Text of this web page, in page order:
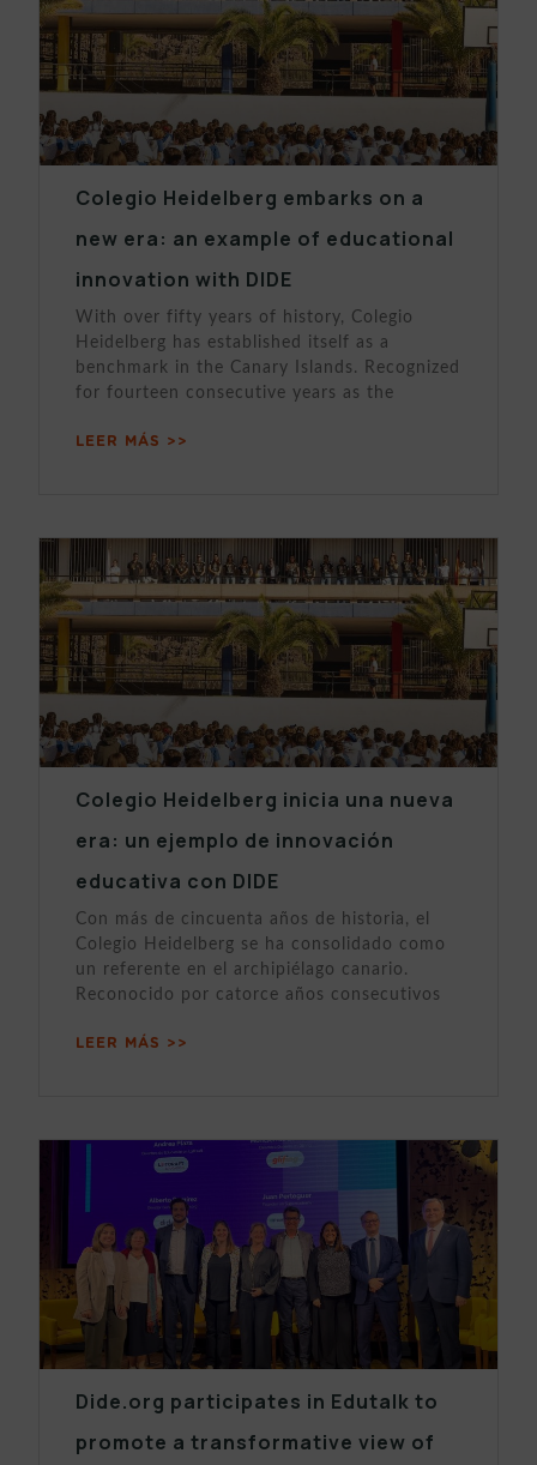
Colegio Heidelberg embarks on a
new era: an example of educational
innovation with DIDE
With over fifty years of history, Colegio
Heidelberg has established itself as a
benchmark in the Canary Islands. Recognized
for fourteen consecutive years as the
LEER MÁS >>
Colegio Heidelberg inicia una nueva
era: un ejemplo de innovación
educativa con DIDE
Con más de cincuenta años de historia, el
Colegio Heidelberg se ha consolidado como
un referente en el archipiélago canario.
Reconocido por catorce años consecutivos
LEER MÁS >>
Dide.org participates in Edutalk to
promote a transformative view of